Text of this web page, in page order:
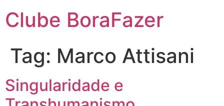
Clube BoraFazer
Tag: Marco Attisani
Singularidade e